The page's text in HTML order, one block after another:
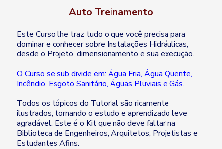
Auto Treinamento
Este Curso lhe traz tudo o que você precisa para
dominar e conhecer sobre Instalações Hidráulicas,
desde o Projeto, dimensionamento e sua execução.
O Curso se sub divide em: Água Fria, Água Quente,
Incêndio, Esgoto Sanitário, Águas Pluviais e Gás.
Todos os tópicos do Tutorial são ricamente
ilustrados, tornando o estudo e aprendizado leve
agradável. Este é o Kit que não deve faltar na
Biblioteca de Engenheiros, Arquitetos, Projetistas e
Estudantes Afins.